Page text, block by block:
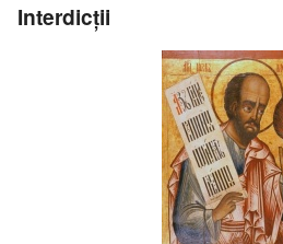
Interdicţii